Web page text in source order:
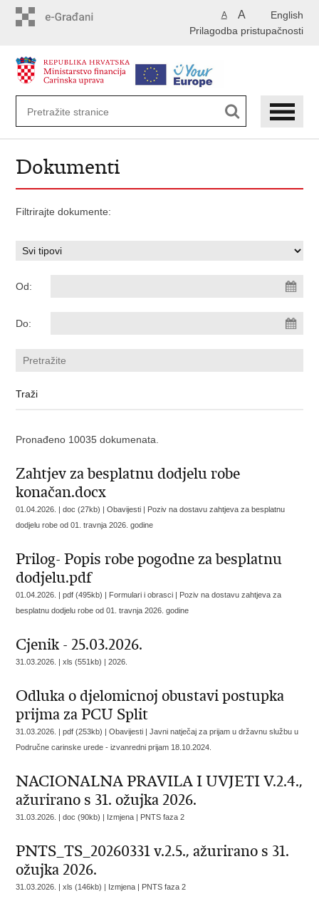
English
A A
Prilagodba pristupačnosti
Dokumenti
Filtrirajte dokumente:
Od:
Do:
Pronađeno 10035 dokumenata.
Zahtjev za besplatnu dodjelu robe
konačan.docx
01.04.2026. | doc (27kb) | Obavijesti | Poziv na dostavu zahtjeva za besplatnu
dodjelu robe od 01. travnja 2026. godine
Prilog- Popis robe pogodne za besplatnu
dodjelu.pdf
01.04.2026. | pdf (495kb) | Formulari i obrasci | Poziv na dostavu zahtjeva za
besplatnu dodjelu robe od 01. travnja 2026. godine
Cjenik - 25.03.2026.
31.03.2026. | xls (551kb) |2026.
Odluka o djelomicnoj obustavi postupka
prijma za PCU Split
31.03.2026. | pdf (253kb) | Obavijesti |Javni natječaj za prijam u državnu službu u
Područne carinske urede - izvanredni prijam 18.10.2024.
NACIONALNA PRAVILA I UVJETI V.2.4.,
ažurirano s 31. ožujka 2026.
31.03.2026. | doc (90kb) | Izmjena | PNTS faza 2
PNTS_TS_20260331 v.2.5., ažurirano s 31.
ožujka 2026.
31.03.2026. | xls (146kb) | Izmjena | PNTS faza 2